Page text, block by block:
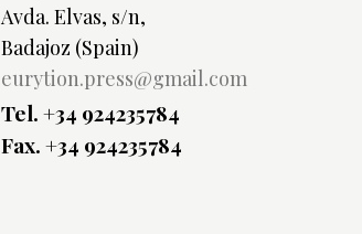
Avda. Elvas, s/n,
Badajoz (Spain)
eurytion.press@gmail.com
Tel. +34 924235784
Fax. +34 924235784